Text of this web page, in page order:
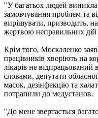
"У багатьох людей
замовчування проблем та
вирішувати, призводить,
жертвою неправильних дій
Крім того, Москаленко
працівників хворіють на
лікарів не відпрацьований
словами, депутати
масок, дезінфекцію та
потрапили до медустанов.
"До мене звертається